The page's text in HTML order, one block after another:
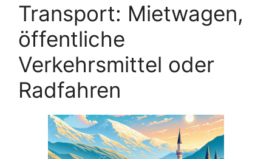
Transport: Mietwagen,
öffentliche
Verkehrsmittel oder
Radfahren